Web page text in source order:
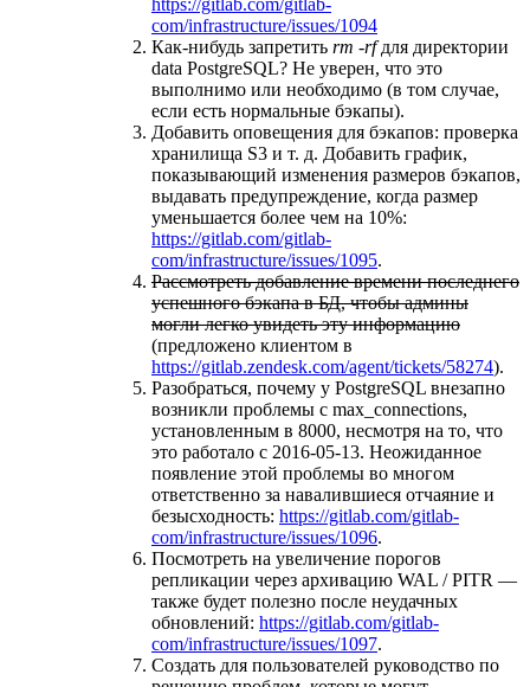
com/infrastructure/issues/1094
Как-нибудь запретить rm -rfдля директории
data PostgreSQL? Не уверен, что это
выполнимо или необходимо (в том случае,
если есть нормальные бэкапы).
Добавить оповещения для бэкапов: проверка
хранилища S3 и т. д. Добавить график,
показывающий изменения размеров бэкапов,
выдавать предупреждение, когда размер
уменьшается более чем на 10%:
https://gitlab.com/gitlab-
com/infrastructure/issues/1095.
Рассмотреть добавление времени последнего
успешного бэкапа в БД, чтобы админы
могли легко увидеть эту информацию
(предложено клиентом в
https://gitlab.zendesk.com/agent/tickets/58274).
Разобраться, почему у PostgreSQL внезапно
возникли проблемы с max_connections,
установленным в 8000, несмотря на то, что
это работало с 2016-05-13. Неожиданное
появление этой проблемы во многом
ответственно за навалившиеся отчаяние и
безысходность: https://gitlab.com/gitlab-
com/infrastructure/issues/1096.
Посмотреть на увеличение порогов
репликации через архивацию WAL / PITR —
также будет полезно после неудачных
обновлений: https://gitlab.com/gitlab-
com/infrastructure/issues/1097.
Создать для пользователей руководство по